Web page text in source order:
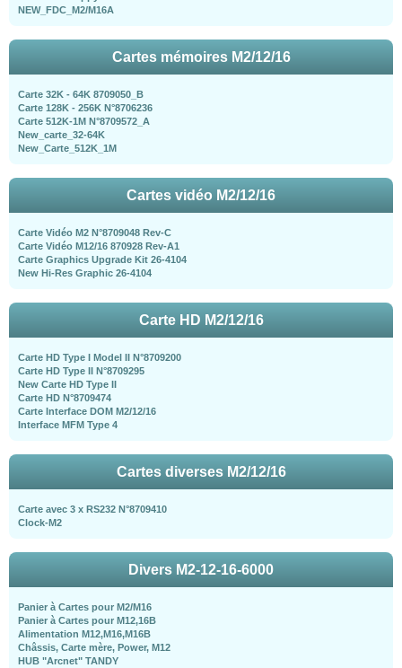
NEW_FDC_M2/M16A
Cartes mémoires M2/12/16
Carte 32K - 64K 8709050_B
Carte 128K - 256K N°8706236
Carte 512K-1M N°8709572_A
New_carte_32-64K
New_Carte_512K_1M
Cartes vidéo M2/12/16
Carte Vidéo M2 N°8709048 Rev-C
Carte Vidéo M12/16 870928 Rev-A1
Carte Graphics Upgrade Kit 26-4104
New Hi-Res Graphic 26-4104
Carte HD M2/12/16
Carte HD Type I Model II N°8709200
Carte HD Type II N°8709295
New Carte HD Type II
Carte HD N°8709474
Carte Interface DOM M2/12/16
Interface MFM Type 4
Cartes diverses M2/12/16
Carte avec 3 x RS232 N°8709410
Clock-M2
Divers M2-12-16-6000
Panier à Cartes pour M2/M16
Panier à Cartes pour M12,16B
Alimentation M12,M16,M16B
Châssis, Carte mère, Power, M12
HUB "Arcnet" TANDY